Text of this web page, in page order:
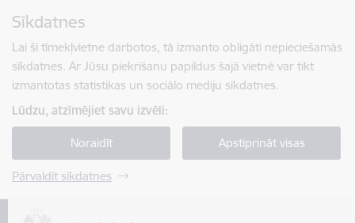
Sīkdatnes
Lai šī tīmekļvietne darbotos, tā izmanto obligāti nepieciešamās
sīkdatnes. Ar Jūsu piekrišanu papildus šajā vietnē var tikt
izmantotas statistikas un sociālo mediju sīkdatnes.
Lūdzu, atzīmējiet savu izvēli:
Noraidīt Apstiprināt visas
Pārvaldīt sīkdatnes